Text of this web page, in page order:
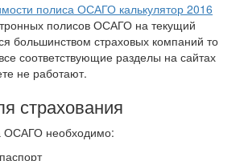
полиса ОСАГО калькулятор 2016
полисов ОСАГО на текущий
большинством страховых компаний то
соответствующие разделы на сайтах
не работают.
страхования
ОСАГО необходимо: